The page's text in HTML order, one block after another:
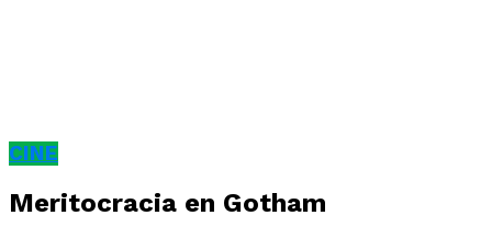
CINE
Meritocracia en Gotham